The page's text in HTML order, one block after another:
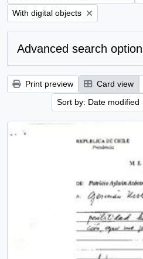
Remove filter:
With digital objects
Advanced search
Print preview Card view
Sort by: Date modified